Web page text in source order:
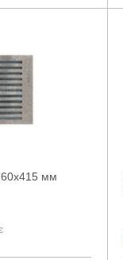
мм